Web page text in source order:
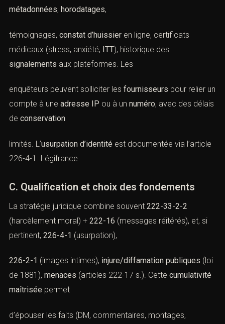
métadonnées, horodatages,
témoignages, constat d’huissier en ligne, certificats
médicaux (stress, anxiété, ITT), historique des
signalements aux plateformes. Les
enquêteurs peuvent solliciter les fournisseurs pour relier un
compte à une adresse IP ou à un numéro, avec des délais
de conservation
limités. L’usurpation d’identité est documentée via l’article
226-4-1. Légifrance
C. Qualification et choix des fondements
La stratégie juridique combine souvent 222-33-2-2
(harcèlement moral) + 222-16 (messages réitérés), et, si
pertinent, 226-4-1 (usurpation),
226-2-1 (images intimes), injure/diffamation publiques ( loi
de 1881 ), menaces (articles 222-17 s.). Cette cumulativité
maîtrisée permet
d’épouser les faits (DM, commentaires, montages,